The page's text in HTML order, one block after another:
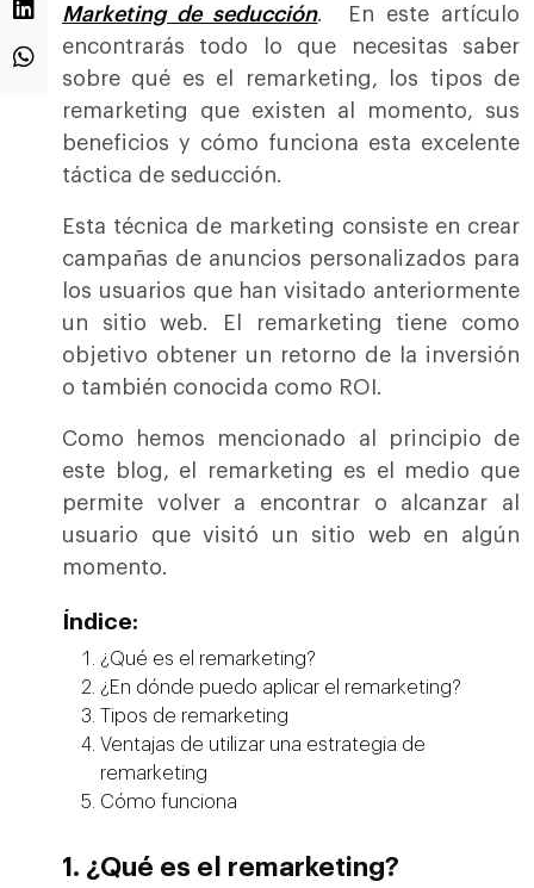
Marketing de seducción. En este artículo
encontrarás todo lo que necesitas saber
sobre qué es el remarketing, los tipos de
remarketing que existen al momento, sus
beneficios y cómo funciona esta excelente
táctica de seducción.
Esta técnica de marketing consiste en crear
campañas de anuncios personalizados para
los usuarios que han visitado anteriormente
un sitio web. El remarketing tiene como
objetivo obtener un retorno de la inversión
o también conocida como ROI.
Como hemos mencionado al principio de
este blog, el remarketing es el medio que
permite volver a encontrar o alcanzar al
usuario que visitó un sitio web en algún
momento.
Índice:
¿Qué es el remarketing?
¿En dónde puedo aplicar el remarketing?
Tipos de remarketing
Ventajas de utilizar una estrategia de
remarketing
Cómo funciona
1. ¿Qué es el remarketing?